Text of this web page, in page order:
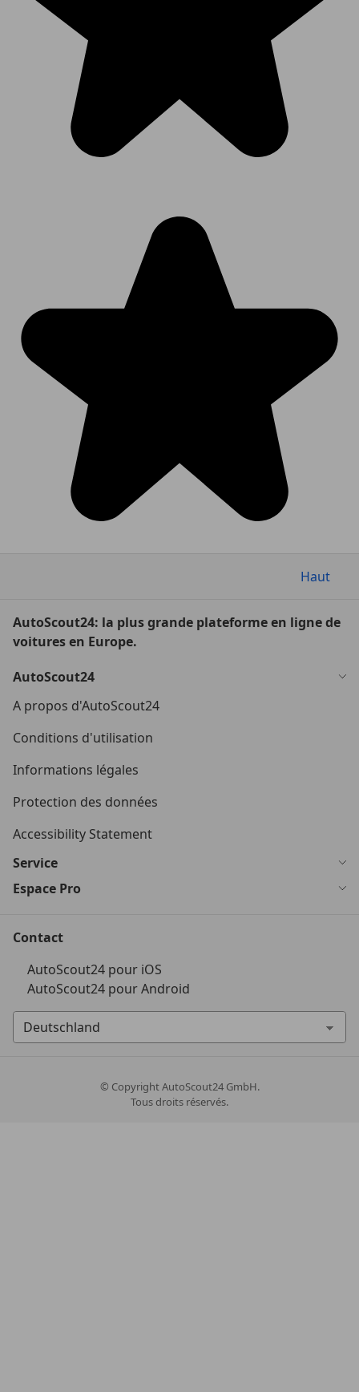
Haut
AutoScout24: la plus grande plateforme en ligne de
voitures en Europe.
AutoScout24
A propos d'AutoScout24
Conditions d'utilisation
Informations légales
Protection des données
Accessibility Statement
Service
Espace Pro
Contact
AutoScout24 pour iOS
AutoScout24 pour Android
© CopyrightAutoScout24 GmbH.
Tous droits réservés.